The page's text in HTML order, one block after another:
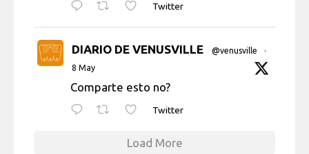
Twitter
DIARIO DE VENUSVILLE @venusville
·
8 May
Comparte esto no?
Twitter
Load More